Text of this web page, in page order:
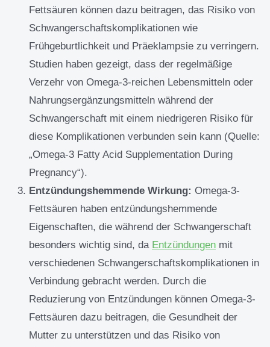
Fettsäuren können dazu beitragen, das Risiko von
Schwangerschaftskomplikationen wie
Frühgeburtlichkeit und Präeklampsie zu verringern.
Studien haben gezeigt, dass der regelmäßige
Verzehr von Omega-3-reichen Lebensmitteln oder
Nahrungsergänzungsmitteln während der
Schwangerschaft mit einem niedrigeren Risiko für
diese Komplikationen verbunden sein kann (Quelle:
„Omega-3 Fatty Acid Supplementation During
Pregnancy“).
Entzündungshemmende Wirkung: Omega-3-
Fettsäuren haben entzündungshemmende
Eigenschaften, die während der Schwangerschaft
besonders wichtig sind, da Entzündungen mit
verschiedenen Schwangerschaftskomplikationen in
Verbindung gebracht werden. Durch die
Reduzierung von Entzündungen können Omega-3-
Fettsäuren dazu beitragen, die Gesundheit der
Mutter zu unterstützen und das Risiko von